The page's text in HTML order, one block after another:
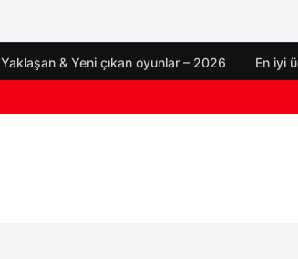
Yaklaşan & Yeni çıkan oyunlar – 2026 En iyi